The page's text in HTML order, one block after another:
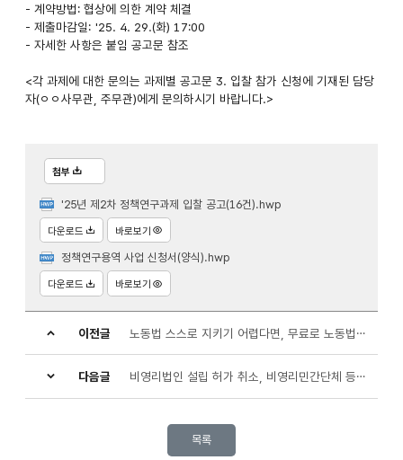
- 계약방법: 협상에 의한 계약 체결
- 제출마감일: '25. 4. 29.(화) 17:00
- 자세한 사항은 붙임 공고문 참조
<각 과제에 대한 문의는 과제별 공고문 3. 입찰 참가 신청에 기재된 담당
자(ㅇㅇ사무관, 주무관)에게 문의하시기 바랍니다.>
첨부
'25년 제2차 정책연구과제 입찰 공고(16건).hwp
다운로드 바로보기
정책연구용역 사업 신청서(양식).hwp
다운로드 바로보기
이전글 노동법 스스로 지키기 어렵다면, 무료로 노동법 전문가 도움받아 해결하세요!
다음글 비영리법인 설립 허가 취소, 비영리민간단체 등록 말소 처분 사전통지 및 청문 실시 통지 공시송달 공고
목록